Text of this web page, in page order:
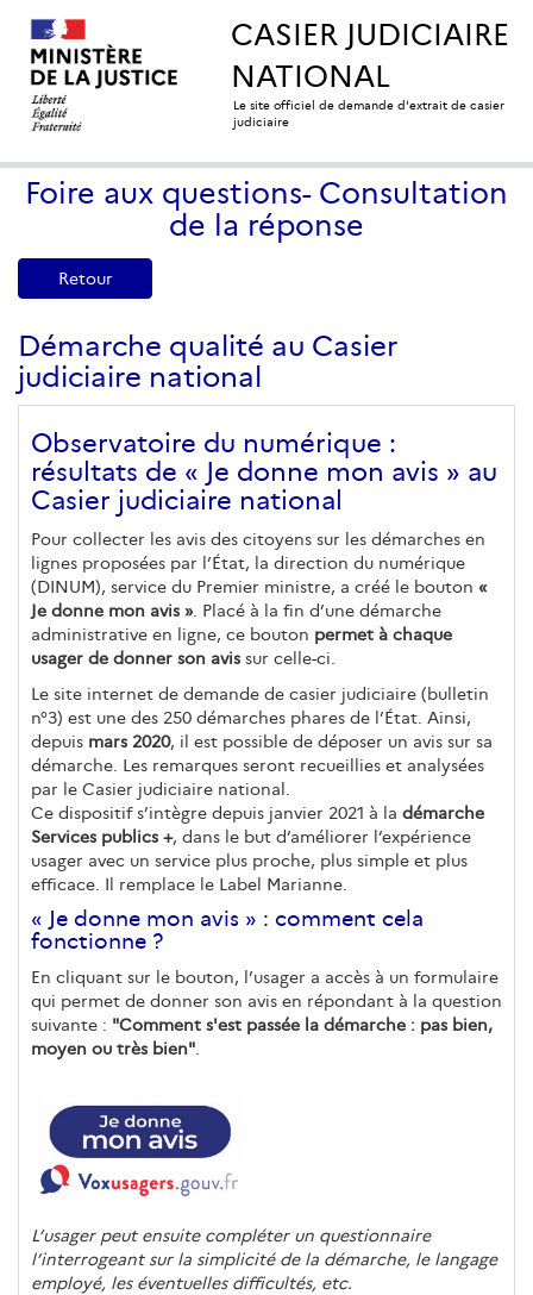
CASIER JUDICIAIRE
NATIONAL
Le site officiel de demande d'extrait de casier
judiciaire
Foire aux questions- Consultation
de la réponse
Retour
Démarche qualité au Casier
judiciaire national
Observatoire du numérique :
résultats de « Je donne mon avis » au
Casier judiciaire national
Pour collecter les avis des citoyens sur les démarches en
lignes proposées par l’État, la direction du numérique
(DINUM), service du Premier ministre, a créé le bouton «
Je donne mon avis ». Placé à la fin d’une démarche
administrative en ligne, ce bouton permet à chaque
usager de donner son avis sur celle-ci.
Le site internet de demande de casier judiciaire (bulletin
n°3) est une des 250 démarches phares de l’État. Ainsi,
depuis mars 2020, il est possible de déposer un avis sur sa
démarche. Les remarques seront recueillies et analysées
par le Casier judiciaire national.
Ce dispositif s’intègre depuis janvier 2021 à la démarche
Services publics +, dans le but d’améliorer l’expérience
usager avec un service plus proche, plus simple et plus
efficace. Il remplace le Label Marianne.
« Je donne mon avis » : comment cela
fonctionne ?
En cliquant sur le bouton, l’usager a accès à un formulaire
qui permet de donner son avis en répondant à la question
suivante : "Comment s'est passée la démarche : pas bien,
moyen ou très bien".
L’usager peut ensuite compléter un questionnaire
l’interrogeant sur la simplicité de la démarche, le langage
employé, les éventuelles difficultés, etc.